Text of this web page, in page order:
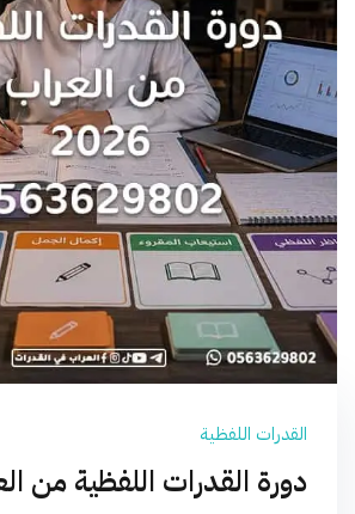
القدرات اللفظية
دورة القدرات اللفظية من